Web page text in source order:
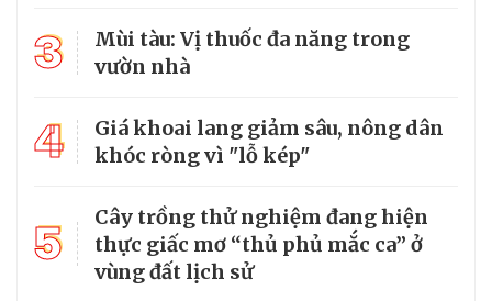
3
Mùi tàu: Vị thuốc đa năng trong
vườn nhà
4
Giá khoai lang giảm sâu, nông dân
khóc ròng vì "lỗ kép"
5
Cây trồng thử nghiệm đang hiện
thực giấc mơ “thủ phủ mắc ca” ở
vùng đất lịch sử